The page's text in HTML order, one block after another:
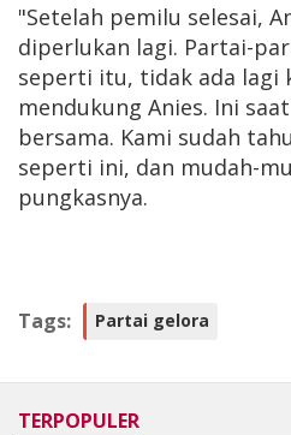
"Setelah pemilu selesai,
diperlukan lagi. Partai-
seperti itu, tidak ada lagi
mendukung Anies. Ini
bersama. Kami sudah
seperti ini, dan mudah-
pungkasnya.
Tags: Partai gelora
TERPOPULER